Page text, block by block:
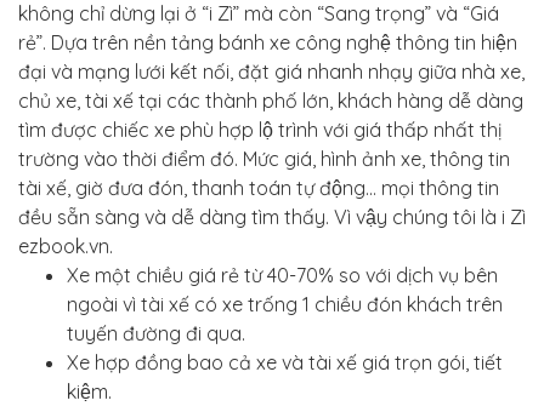
không chỉ dừng lại ở “i Zì” mà còn “Sang trọng” và “Giá
rẻ”. Dựa trên nền tảng bánh xe công nghệ thông tin hiện
đại và mạng lưới kết nối, đặt giá nhanh nhạy giữa nhà xe,
chủ xe, tài xế tại các thành phố lớn, khách hàng dễ dàng
tìm được chiếc xe phù hợp lộ trình với giá thấp nhất thị
trường vào thời điểm đó. Mức giá, hình ảnh xe, thông tin
tài xế, giờ đưa đón, thanh toán tự động… mọi thông tin
đều sẵn sàng và dễ dàng tìm thấy. Vì vậy chúng tôi là i Zì
ezbook.vn.
Xe một chiều giá rẻ từ 40-70% so với dịch vụ bên
ngoài vì tài xế có xe trống 1 chiều đón khách trên
tuyến đường đi qua.
Xe hợp đồng bao cả xe và tài xế giá trọn gói, tiết
kiệm.